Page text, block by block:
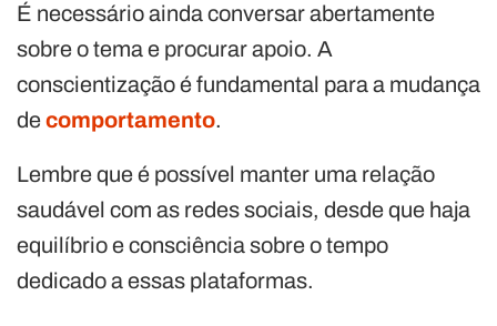
É necessário ainda conversar abertamente
sobre o tema e procurar apoio. A
conscientização é fundamental para a mudança
decomportamento.
Lembre que é possível manter uma relação
saudável com as redes sociais, desde que haja
equilíbrio e consciência sobre o tempo
dedicado a essas plataformas.